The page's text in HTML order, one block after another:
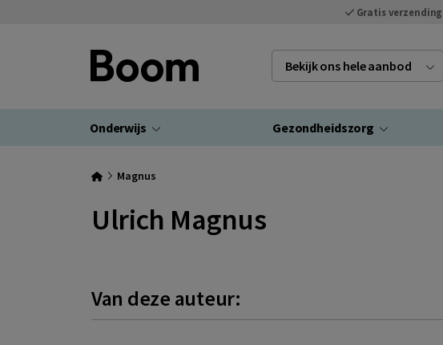
Gratis verzending
Bekijk ons hele aanbod
Onderwijs Gezondheidszorg
Magnus
Ulrich Magnus
Van deze auteur: